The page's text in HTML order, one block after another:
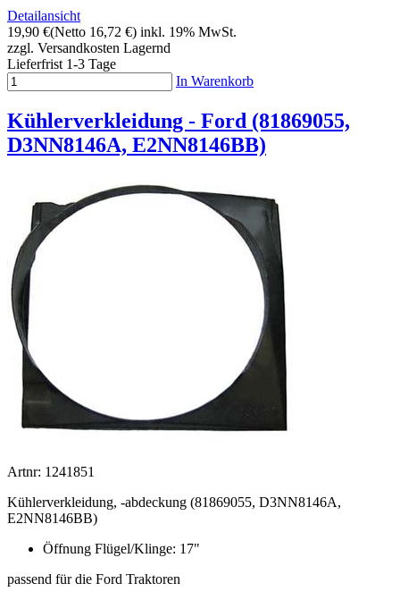
Detailansicht
19,90 €(Netto 16,72 €) inkl. 19% MwSt.
zzgl. Versandkosten Lagernd
Lieferfrist 1-3 Tage
In Warenkorb
Kühlerverkleidung - Ford (81869055,
D3NN8146A, E2NN8146BB)
Artnr: 1241851
Kühlerverkleidung, -abdeckung (81869055, D3NN8146A,
E2NN8146BB)
Öffnung Flügel/Klinge: 17"
passend für die Ford Traktoren